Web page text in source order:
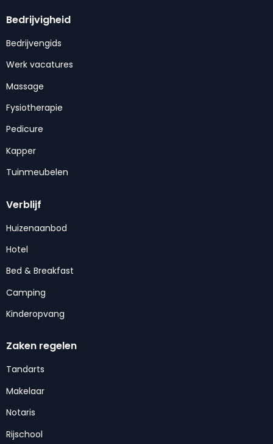
Bedrijvigheid
Bedrijvengids
Werk vacatures
Massage
Fysiotherapie
Pedicure
Kapper
Tuinmeubelen
Verblijf
Huizenaanbod
Hotel
Bed & Breakfast
Camping
Kinderopvang
Zaken regelen
Tandarts
Makelaar
Notaris
Rijschool